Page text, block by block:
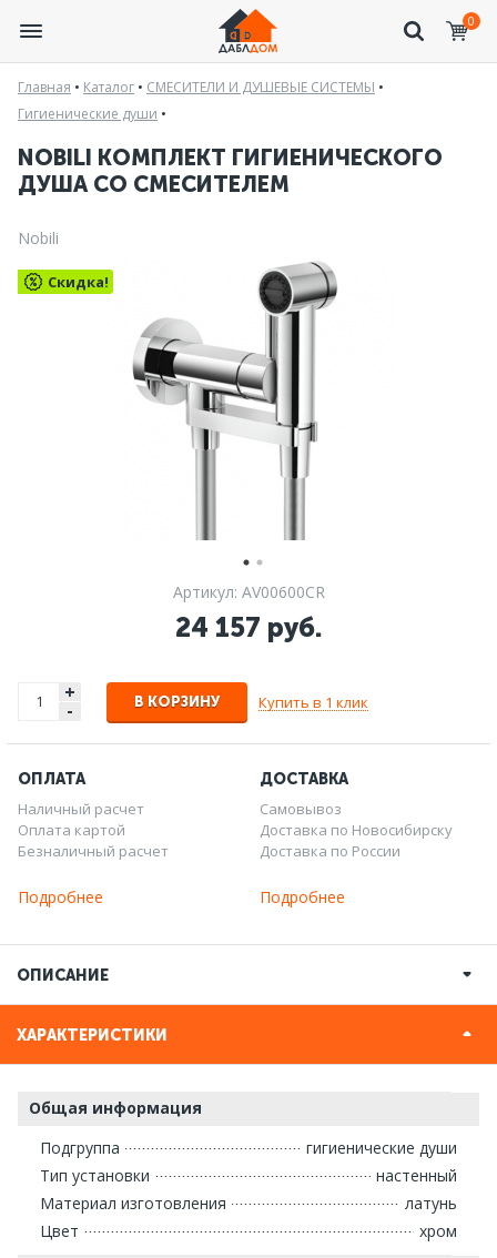
0
Главная • Каталог • СМЕСИТЕЛИ И ДУШЕВЫЕ СИСТЕМЫ •
Гигиенические души •
NOBILI КОМПЛЕКТ ГИГИЕНИЧЕСКОГО
ДУША СО СМЕСИТЕЛЕМ
Nobili
Скидка!
Артикул: AV00600CR
24 157 руб.
+
- В КОРЗИНУ Купить в 1 клик
ОПЛАТА
Наличный расчет
Оплата картой
Безналичный расчет
Подробнее
ДОСТАВКА
Самовывоз
Доставка по Новосибирску
Доставка по России
Подробнее
ОПИСАНИЕ
ХАРАКТЕРИСТИКИ
Общая информация
Подгруппа
гигиенические души
Тип установки
настенный
Материал изготовления
латунь
Цвет
хром